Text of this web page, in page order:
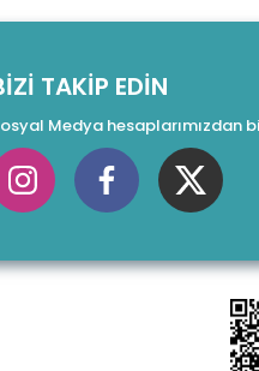
1.029.510,00
KASA 90DC0093-B19000
TAKİP EDİN
Medya hesaplarımızdan